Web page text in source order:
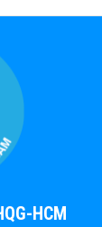
HCM